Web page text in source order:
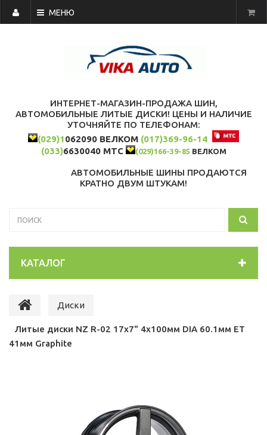
МЕНЮ
ИНТЕРНЕТ-МАГАЗИН-ПРОДАЖА ШИН,
АВТОМОБИЛЬНЫЕ ЛИТЫЕ ДИСКИ! ЦЕНЫ И НАЛИЧИЕ
УТОЧНЯЙТЕ ПО ТЕЛЕФОНАМ:
(029)1062090 ВЕЛКОМ (017)369-96-14
(033)6630040 МТС (029)166-39-85 ВЕЛКОМ
АВТОМОБИЛЬНЫЕ ШИНЫ ПРОДАЮТСЯ
КРАТНО ДВУМ ШТУКАМ!
КАТАЛОГ
Диски
Литые диски NZ R-02 17x7" 4x100мм DIA 60.1мм ET
41мм Graphite